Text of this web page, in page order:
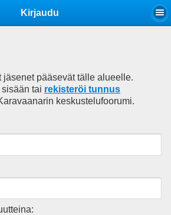
Kirjaudu
jäsenet pääsevät tälle alueelle.
tai rekisteröi tunnus
keskustelufoorumi.